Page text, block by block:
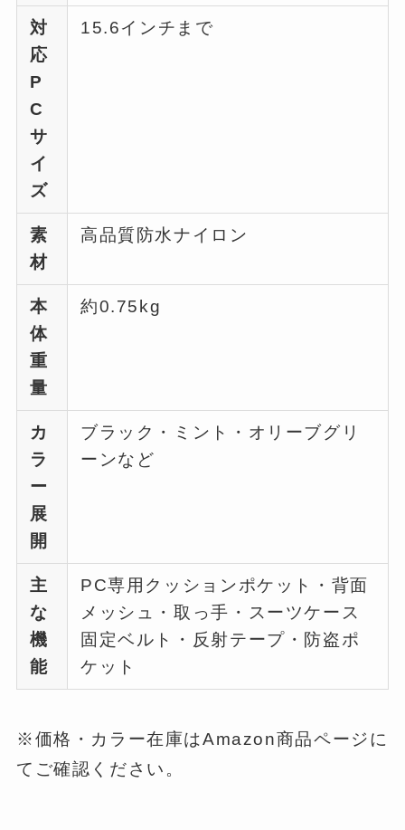
対
応
P
C
サ
イ
ズ
15.6インチまで
素
材
高品質防水ナイロン
本
体
重
量
約0.75kg
カ
ラ
ー
展
開
ブラック・ミント・オリーブグリ
ーンなど
主
な
機
能
PC専用クッションポケット・背面
メッシュ・取っ手・スーツケース
固定ベルト・反射テープ・防盗ポ
ケット
※価格・カラー在庫はAmazon商品ページに
てご確認ください。